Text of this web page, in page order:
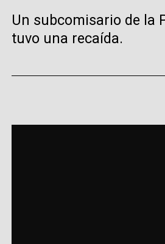
Un subcomisario de la
tuvo una recaída.